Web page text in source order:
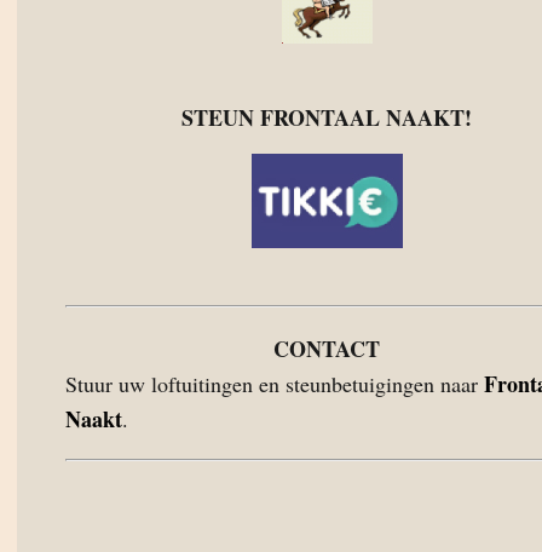
STEUN FRONTAAL NAAKT!
CONTACT
Stuur uw loftuitingen en steunbetuigingen naar
Naakt.